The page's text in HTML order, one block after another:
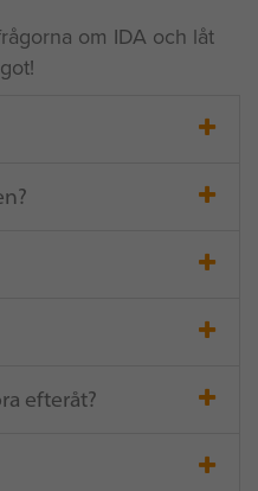
om IDA och låt
efteråt?